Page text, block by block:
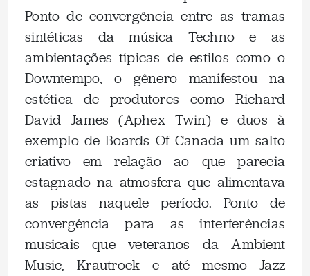
Ponto de convergência entre as tramas
sintéticas da música Techno e as
ambientações típicas de estilos como o
Downtempo, o gênero manifestou na
estética de produtores como Richard
David James (Aphex Twin) e duos à
exemplo de Boards Of Canada um salto
criativo em relação ao que parecia
estagnado na atmosfera que alimentava
as pistas naquele período. Ponto de
convergência para as interferências
musicais que veteranos da Ambient
Music, Krautrock e até mesmo Jazz